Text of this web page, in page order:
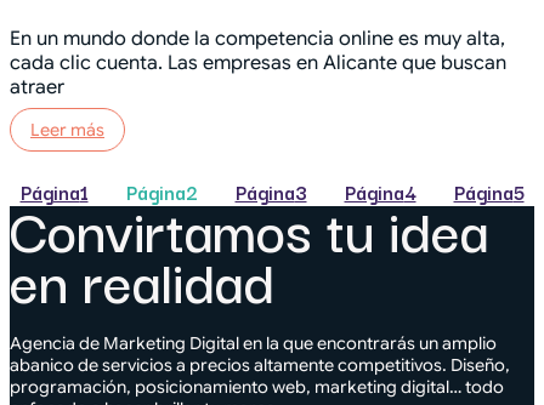
En un mundo donde la competencia online es muy alta,
cada clic cuenta. Las empresas en Alicante que buscan
atraer
Leer más
Página1 Página2 Página3 Página4 Página5
Convirtamos tu idea
en realidad
Agencia de Marketing Digital en la que encontrarás un amplio
abanico de servicios a precios altamente competitivos. Diseño,
programación, posicionamiento web, marketing digital… todo